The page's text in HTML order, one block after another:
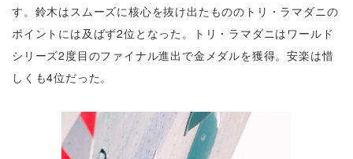
す。鈴木はスムーズに核心を抜け出たもののトリ・ラマダニの
ポイントには及ばず2位となった。トリ・ラマダニはワールド
シリーズ2度目のファイナル進出で金メダルを獲得。安楽は惜
しくも4位だった。